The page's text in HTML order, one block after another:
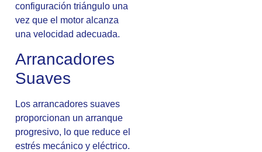
configuración triángulo una
vez que el motor alcanza
una velocidad adecuada.
Arrancadores
Suaves
Los arrancadores suaves
proporcionan un arranque
progresivo, lo que reduce el
estrés mecánico y eléctrico.